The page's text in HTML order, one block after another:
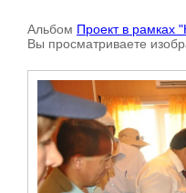
Альбом Проект в рамках
Вы просматриваете